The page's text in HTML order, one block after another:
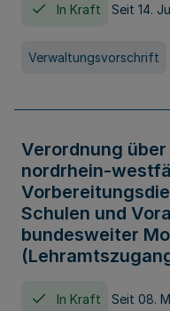
In Kraft Seit 14.
Verwaltungsvorschrift
Verordnung
nordrhein-
Schulen und
bundesweiter
In Kraft Seit 08.